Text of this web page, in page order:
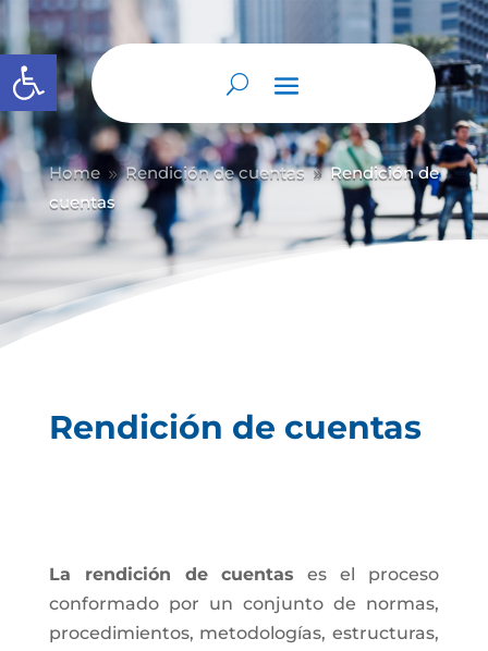
Abrir barra de herramientas
Home 9 Rendición de cuentas 9 Rendición de
cuentas
Rendición de cuentas
La rendición de cuentas es el proceso
conformado por un conjunto de normas,
procedimientos, metodologías, estructuras,